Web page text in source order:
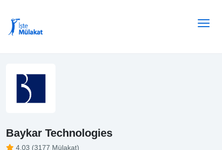
Baykar Technologies
4,03 (3177 Mülakat)